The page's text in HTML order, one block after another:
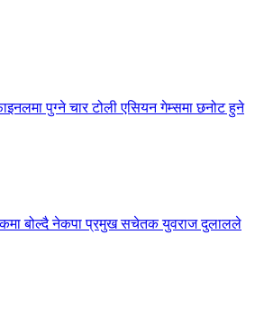
पुग्ने चार टोली एसियन गेम्समा छनोट हुने
बैठकमा बोल्दै नेकपा प्रमुख सचेतक युवराज दुलालले